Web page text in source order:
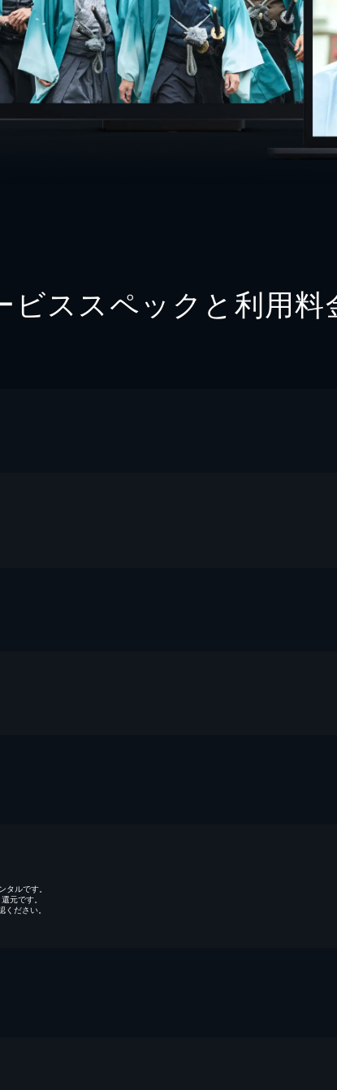
ビススペックと利用料
ルです。
元です。
ください。